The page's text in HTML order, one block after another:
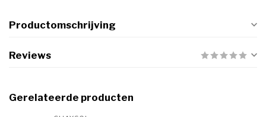
Productomschrijving
Reviews
Gerelateerde producten